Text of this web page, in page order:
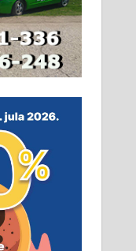
Рудник
20
Услови:
али не и
22